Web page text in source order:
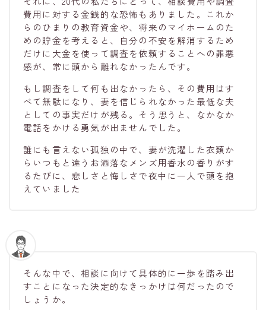
費用に対する金銭的な恐怖もありました。これか
らのひまりの教育資金や、将来のマイホームのた
めの貯金を考えると、自分の不安を解消するため
だけに大金を使って調査を依頼することへの罪悪
感が、常に頭から離れなかったんです。
もし調査をして何も出なかったら、その費用はす
べて無駄になり、妻を信じられなかった最低な夫
としての事実だけが残る。そう思うと、なかなか
電話をかける勇気が出ませんでした。
誰にも言えない孤独の中で、妻が洗濯した衣類か
らいつもと違うお洒落なメンズ用香水の香りがす
るたびに、悲しさと悔しさで夜中に一人で頭を抱
えていました
そんな中で、相談に向けて具体的に一歩を踏み出
すことになった決定的なきっかけは何だったので
しょうか。